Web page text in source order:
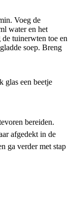
Voeg de
water en het
tuinerwten toe en
soep. Breng
glas een beetje
bereiden.
afgedekt in de
ga verder met stap